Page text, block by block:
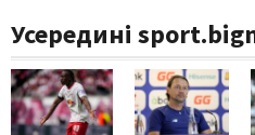
Усередині